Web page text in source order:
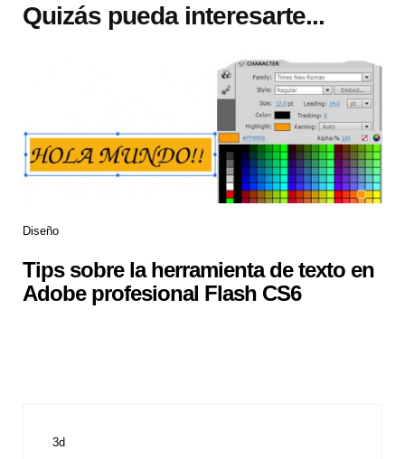
Quizás pueda interesarte...
Diseño
Tips sobre la herramienta de texto en
Adobe profesional Flash CS6
3d